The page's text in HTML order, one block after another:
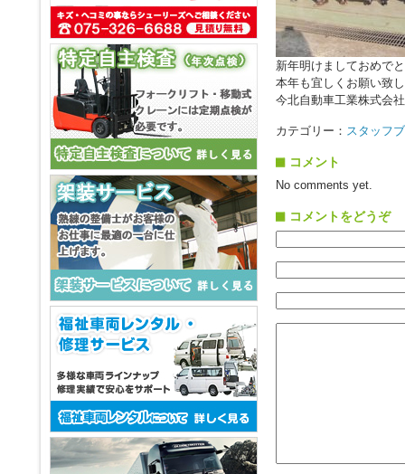
新年明けましておめで
本年も宜しくお願い致
今北自動車工業株式会
カテゴリー： スタッフ
コメント
No comments yet.
コメントをどうぞ